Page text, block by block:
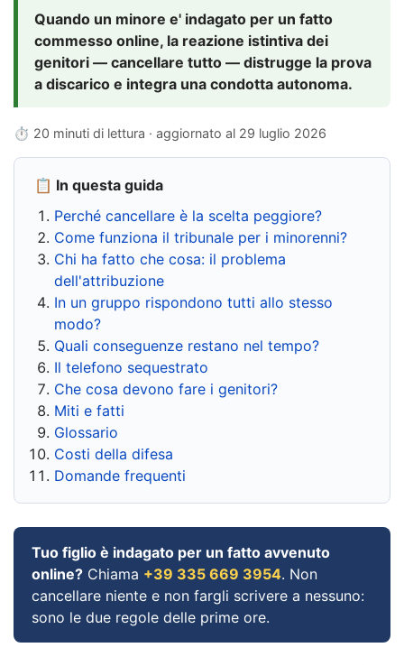
Quando un minore e' indagato per un fatto
commesso online, la reazione istintiva dei
genitori — cancellare tutto — distrugge la prova
a discarico e integra una condotta autonoma.
⏱ 20 minuti di lettura · aggiornato al 29 luglio 2026
📋 In questa guida
Perché cancellare è la scelta peggiore?
Come funziona il tribunale per i minorenni?
Chi ha fatto che cosa: il problema
dell'attribuzione
In un gruppo rispondono tutti allo stesso
modo?
Quali conseguenze restano nel tempo?
Il telefono sequestrato
Che cosa devono fare i genitori?
Miti e fatti
Glossario
Costi della difesa
Domande frequenti
Tuo figlio è indagato per un fatto avvenuto
online? Chiama +39 335 669 3954. Non
cancellare niente e non fargli scrivere a nessuno:
sono le due regole delle prime ore.